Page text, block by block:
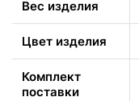
Вес изделия
Цвет изделия
Комплект
поставки